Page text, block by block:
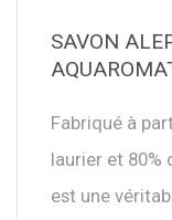
SAVON
Fabriqué à
laurier et 80%
est une